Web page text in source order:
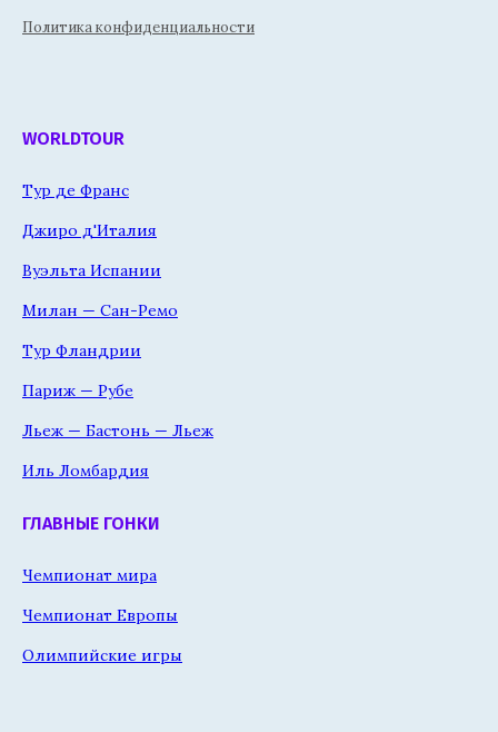
Политика конфиденциальности
WORLDTOUR
Тур де Франс
Джиро д'Италия
Вуэльта Испании
Милан — Сан-Ремо
Тур Фландрии
Париж — Рубе
Льеж — Бастонь — Льеж
Иль Ломбардия
ГЛАВНЫЕ ГОНКИ
Чемпионат мира
Чемпионат Европы
Олимпийские игры